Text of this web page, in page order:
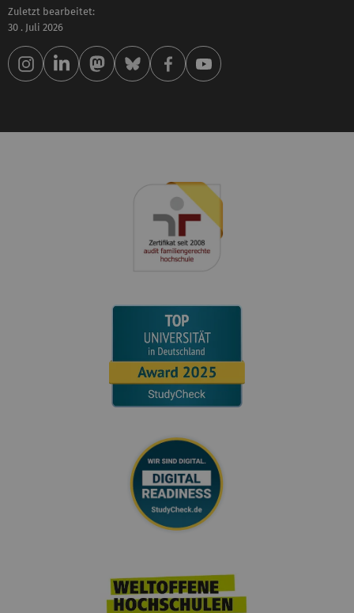
Zuletzt bearbeitet:
30 . Juli 2026